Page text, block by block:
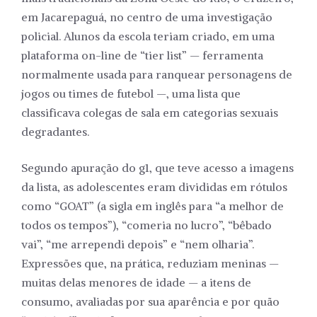
em Jacarepaguá, no centro de uma investigação
policial. Alunos da escola teriam criado, em uma
plataforma on-line de “tier list” — ferramenta
normalmente usada para ranquear personagens de
jogos ou times de futebol —, uma lista que
classificava colegas de sala em categorias sexuais
degradantes.
Segundo apuração do g1, que teve acesso a imagens
da lista, as adolescentes eram divididas em rótulos
como “GOAT” (a sigla em inglês para “a melhor de
todos os tempos”), “comeria no lucro”, “bêbado
vai”, “me arrependi depois” e “nem olharia”.
Expressões que, na prática, reduziam meninas —
muitas delas menores de idade — a itens de
consumo, avaliadas por sua aparência e por quão